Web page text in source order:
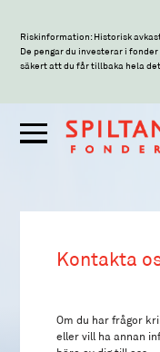
Riskinformation: Historisk
De pengar du investerar i
säkert att du får tillbaka hela
Kontakta
Om du har frågor
eller vill ha annan